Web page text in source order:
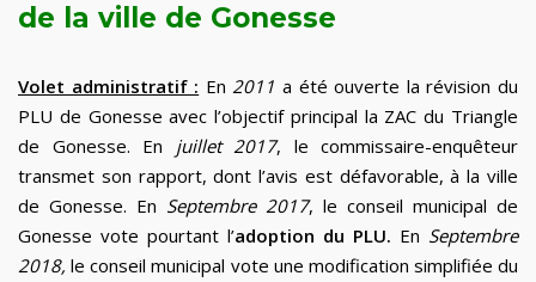
de la ville de Gonesse
Volet administratif : En2011 a été ouverte la révision du
PLU de Gonesse avec l’objectif principal la ZAC du Triangle
de Gonesse. En juillet 2017, le commissaire-enquêteur
transmet son rapport, dont l’avis est défavorable, à la ville
de Gonesse. En Septembre 2017, le conseil municipal de
Gonesse vote pourtant l’adoption du PLU. En Septembre
2018,le conseil municipal vote une modification simplifiée du